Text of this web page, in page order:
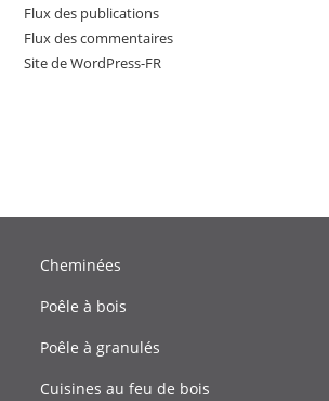
Flux des publications
Flux des commentaires
Site de WordPress-FR
Cheminées
Poêle à bois
Poêle à granulés
Cuisines au feu de bois